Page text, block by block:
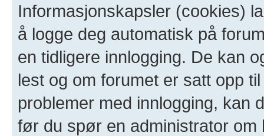
Informasjonskapsler (cookies)
å logge deg automatisk på
en tidligere innlogging. De kan
lest og om forumet er satt opp
problemer med innlogging,
før du spør en administrator